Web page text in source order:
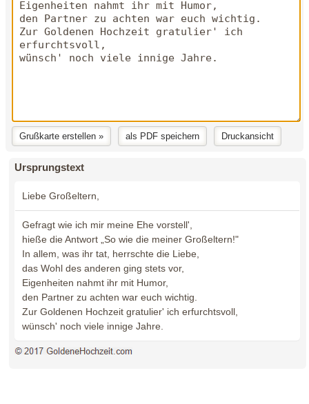
Ursprungstext
Liebe Großeltern,
Gefragt wie ich mir meine Ehe vorstell',
hieße die Antwort „So wie die meiner Großeltern!"
In allem, was ihr tat, herrschte die Liebe,
das Wohl des anderen ging stets vor,
Eigenheiten nahmt ihr mit Humor,
den Partner zu achten war euch wichtig.
Zur Goldenen Hochzeit gratulier' ich erfurchtsvoll,
wünsch' noch viele innige Jahre.